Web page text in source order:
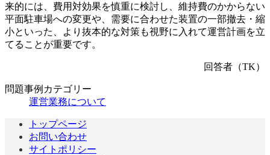
来的には、費用対効果を慎重に検討し、維持費のかからない
平面駐車場への変更や、需要に合わせた装置の一部撤去・縮
小といった、より抜本的な対策も視野に入れて運営計画を立
てることが重要です。
回答者（TK）
問題事例カテゴリー
運営業務について
トップページ
お問い合わせ
サイトポリシー